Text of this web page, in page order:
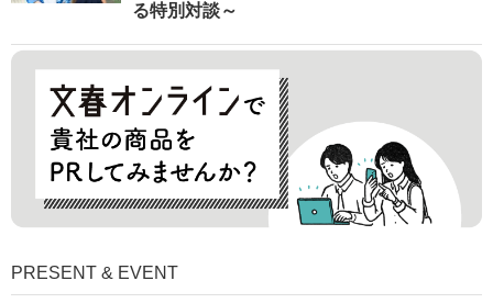
る特別対談～
PRESENT & EVENT